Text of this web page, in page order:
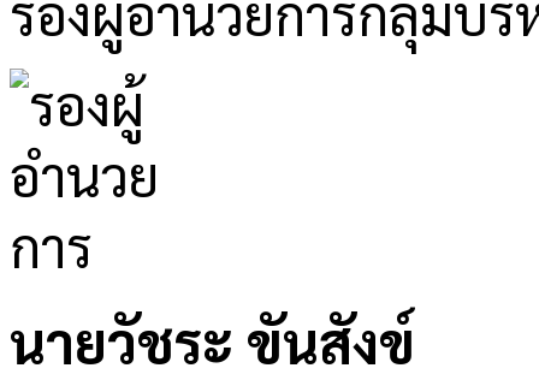
รองผู้อำนวยการกลุ่มบริ
นายวัชระ ขันสังข์